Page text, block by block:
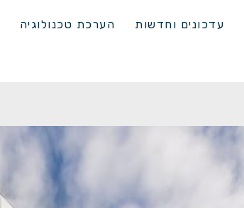
עדכונים וחדשות הערכת טכנולוגיה